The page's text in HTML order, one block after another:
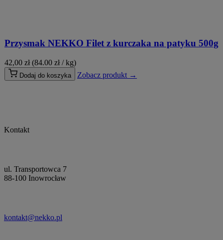
Przysmak NEKKO Filet z kurczaka na patyku 500g
42,00 zł (84.00 zł / kg)
Dodaj do koszyka Zobacz produkt →
Kontakt
ul. Transportowca 7
88-100 Inowrocław
kontakt@nekko.pl